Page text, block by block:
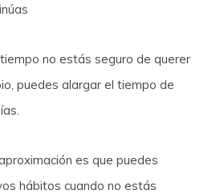
no estás seguro de querer
puedes alargar el tiempo de
es que puedes
hábitos cuando no estás